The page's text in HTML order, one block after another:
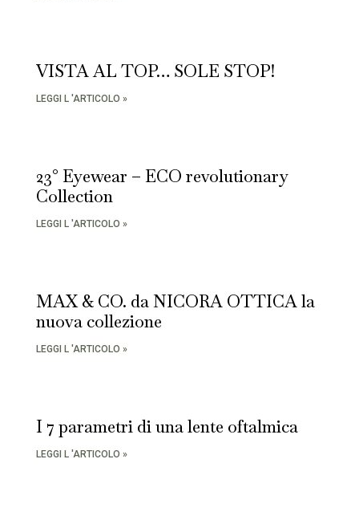
VISTA AL TOP… SOLE STOP!
LEGGI L 'ARTICOLO »
23° Eyewear – ECO revolutionary
Collection
LEGGI L 'ARTICOLO »
MAX & CO. da NICORA OTTICA la
nuova collezione
LEGGI L 'ARTICOLO »
I 7 parametri di una lente oftalmica
LEGGI L 'ARTICOLO »